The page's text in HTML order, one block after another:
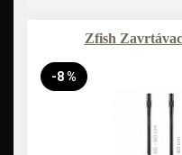
Zfish
-8 %